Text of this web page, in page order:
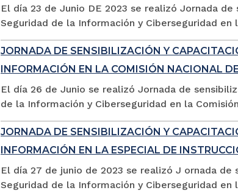
El día 23 de Junio DE 2023 se realizó Jornada
Seguridad de la Información y Ciberseguridad
JORNADA DE SENSIBILIZACIÓN Y
INFORMACIÓN EN LA COMISIÓN NACIONAL
El día 26 de Junio se realizó Jornada de
de la Información y Ciberseguridad en la
JORNADA DE SENSIBILIZACIÓN Y
INFORMACIÓN EN LA ESPECIAL DE
El día 27 de junio de 2023 se realizó J ornada
Seguridad de la Información y Ciberseguridad